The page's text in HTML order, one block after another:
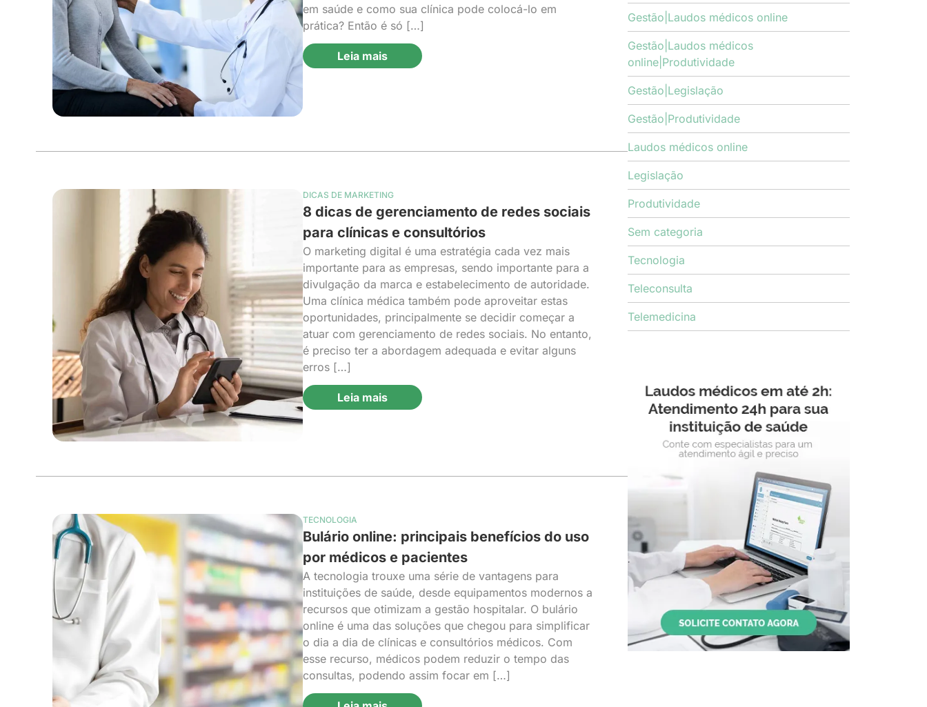
em saúde e como sua clínica pode colocá-lo em
prática? Então é só […]
Leia mais
DICAS DE MARKETING
8 dicas de gerenciamento de redes sociais
para clínicas e consultórios
O marketing digital é uma estratégia cada vez mais
importante para as empresas, sendo importante para a
divulgação da marca e estabelecimento de autoridade.
Uma clínica médica também pode aproveitar estas
oportunidades, principalmente se decidir começar a
atuar com gerenciamento de redes sociais. No entanto,
é preciso ter a abordagem adequada e evitar alguns
erros […]
Leia mais
TECNOLOGIA
Bulário online: principais benefícios do uso
por médicos e pacientes
A tecnologia trouxe uma série de vantagens para
instituições de saúde, desde equipamentos modernos a
recursos que otimizam a gestão hospitalar. O bulário
online é uma das soluções que chegou para simplificar
o dia a dia de clínicas e consultórios médicos. Com
esse recurso, médicos podem reduzir o tempo das
consultas, podendo assim focar em […]
Gestão|Laudos médicos online
Gestão|Laudos médicos
online|Produtividade
Gestão|Legislação
Gestão|Produtividade
Laudos médicos online
Legislação
Produtividade
Sem categoria
Tecnologia
Teleconsulta
Telemedicina